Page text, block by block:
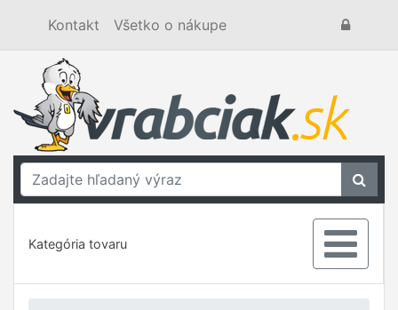
Kontakt Všetko o nákupe
Kategória tovaru